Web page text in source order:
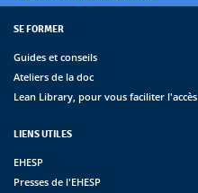
SE FORMER
Guides et conseils
Ateliers de la doc
Lean Library, pour vous faciliter
LIENS UTILES
EHESP
Presses de l'EHESP